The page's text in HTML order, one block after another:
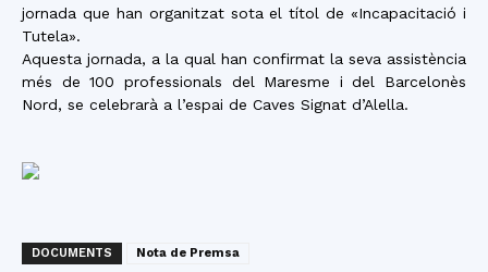
jornada que han organitzat sota el títol de «Incapacitació i
Tutela».
Aquesta jornada, a la qual han confirmat la seva assistència
més de 100 professionals del Maresme i del Barcelonès
Nord, se celebrarà a l’espai de Caves Signat d’Alella.
DOCUMENTS Nota de Premsa